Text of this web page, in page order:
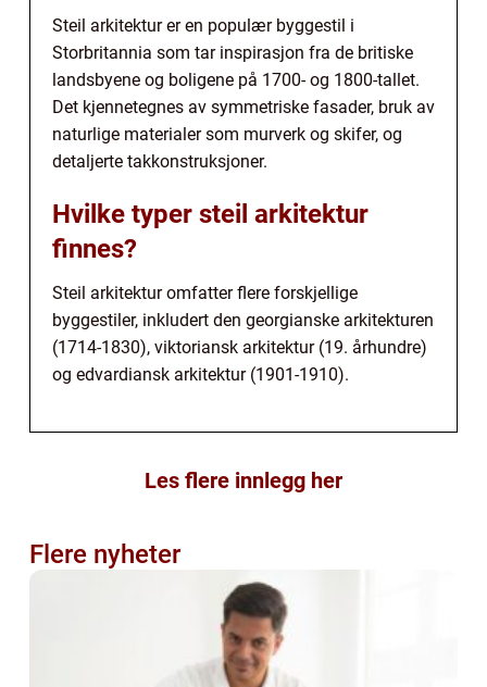
Steil arkitektur er en populær byggestil i
Storbritannia som tar inspirasjon fra de britiske
landsbyene og boligene på 1700- og 1800-tallet.
Det kjennetegnes av symmetriske fasader, bruk av
naturlige materialer som murverk og skifer, og
detaljerte takkonstruksjoner.
Hvilke typer steil arkitektur
finnes?
Steil arkitektur omfatter flere forskjellige
byggestiler, inkludert den georgianske arkitekturen
(1714-1830), viktoriansk arkitektur (19. århundre)
og edvardiansk arkitektur (1901-1910).
Les flere innlegg her
Flere nyheter